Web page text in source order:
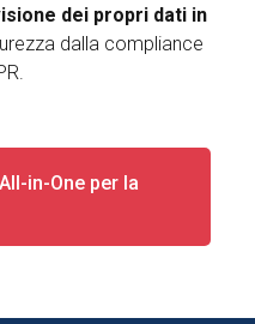
dei propri dati in
dalla compliance
in-One per la